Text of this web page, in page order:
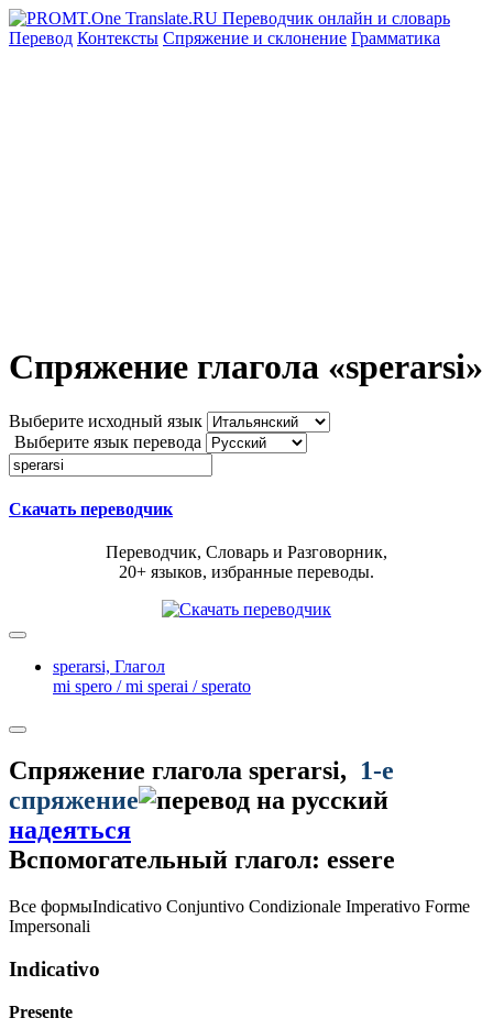
Перевод Контексты Спряжение и склонение Грамматика
Спряжение глагола «sperarsi»
Выберите исходный язык
Выберите язык перевода
Скачать переводчик
Переводчик, Словарь и Разговорник,
20+ языков, избранные переводы.
sperarsi, Глагол
mi spero / mi sperai / sperato
Спряжение глагола sperarsi, 1-е
спряжение
надеяться
Вспомогательный глагол: essere
Все формыIndicativo Conjuntivo Condizionale Imperativo Forme
Impersonali
Indicativo
Presente